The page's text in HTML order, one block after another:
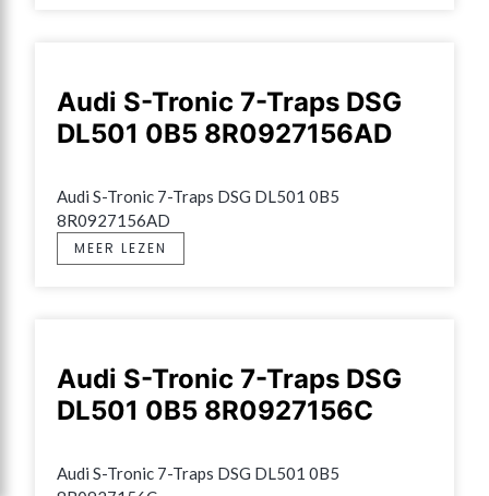
Audi S-Tronic 7-Traps DSG
DL501 0B5 8R0927156AD
Audi S-Tronic 7-Traps DSG DL501 0B5
8R0927156AD
MEER LEZEN
Audi S-Tronic 7-Traps DSG
DL501 0B5 8R0927156C
Audi S-Tronic 7-Traps DSG DL501 0B5